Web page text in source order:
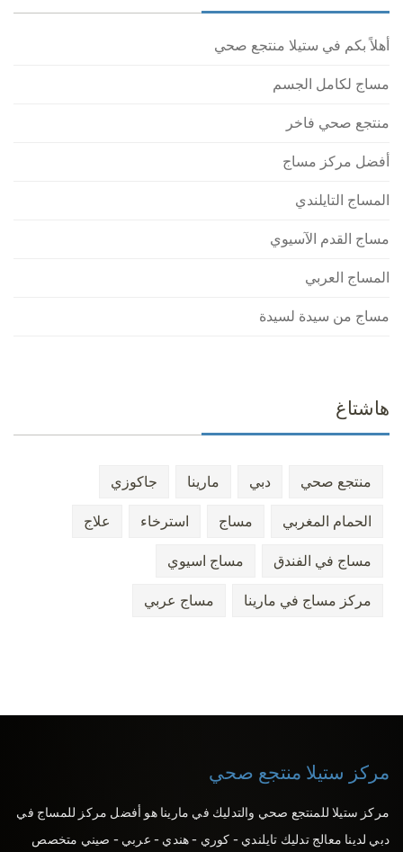
أهلاً بكم في ستيلا منتجع صحي
مساج لكامل الجسم
منتجع صحي فاخر
أفضل مركز مساج
المساج التايلندي
مساج القدم الآسيوي
المساج العربي
مساج من سيدة لسيدة
هاشتاغ
منتجع صحي دبي مارينا جاكوزي
الحمام المغربي مساج استرخاء علاج
مساج في الفندق مساج اسيوي
مركز مساج في مارينا مساج عربي
مركز ستيلا منتجع صحي
مركز ستيلا للمنتجع صحي والتدليك في مارينا هو أفضل مركز للمساج في
دبي لدينا معالج تدليك تايلندي - كوري - هندي - عربي - صيني متخصص